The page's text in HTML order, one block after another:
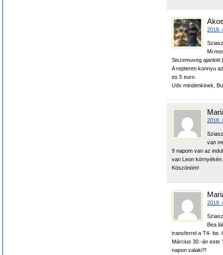
2018.
Mi
Siszemuveg
A repteren konnyu
es 5 euro.
Udv mindenkinek,
2018.
van
9 napom van az
van Leon környékén.
Köszönöm!
2018.
Bea
transferrel a T4- be.
Március 30.-án este
napon valaki?!